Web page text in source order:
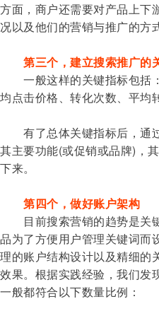
方面，商户还需要对产品上下
况以及他们的营销与推广的方
第三个，建立搜索推广的
一般这样的关键指标包括
均点击价格、转化次数、平均
有了总体关键指标后，通
其主要功能(或促销或品牌)，
下来。
第四个，做好账户架构
目前搜索营销的趋势是关
品为了方便用户管理关键词而
理的账户结构设计以及精细的
效果。根据实践经验，我们发
一般都符合以下数量比例：